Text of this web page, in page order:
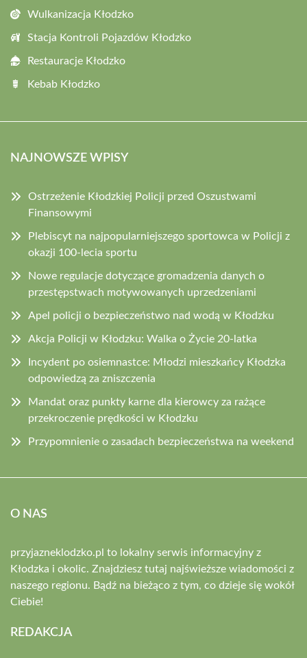
Wulkanizacja Kłodzko
Stacja Kontroli Pojazdów Kłodzko
Restauracje Kłodzko
Kebab Kłodzko
NAJNOWSZE WPISY
Ostrzeżenie Kłodzkiej Policji przed Oszustwami
Finansowymi
Plebiscyt na najpopularniejszego sportowca w Policji z
okazji 100-lecia sportu
Nowe regulacje dotyczące gromadzenia danych o
przestępstwach motywowanych uprzedzeniami
Apel policji o bezpieczeństwo nad wodą w Kłodzku
Akcja Policji w Kłodzku: Walka o Życie 20-latka
Incydent po osiemnastce: Młodzi mieszkańcy Kłodzka
odpowiedzą za zniszczenia
Mandat oraz punkty karne dla kierowcy za rażące
przekroczenie prędkości w Kłodzku
Przypomnienie o zasadach bezpieczeństwa na weekend
O NAS
przyjazneklodzko.pl to lokalny serwis informacyjny z
Kłodzka i okolic. Znajdziesz tutaj najświeższe wiadomości z
naszego regionu. Bądź na bieżąco z tym, co dzieje się wokół
Ciebie!
REDAKCJA